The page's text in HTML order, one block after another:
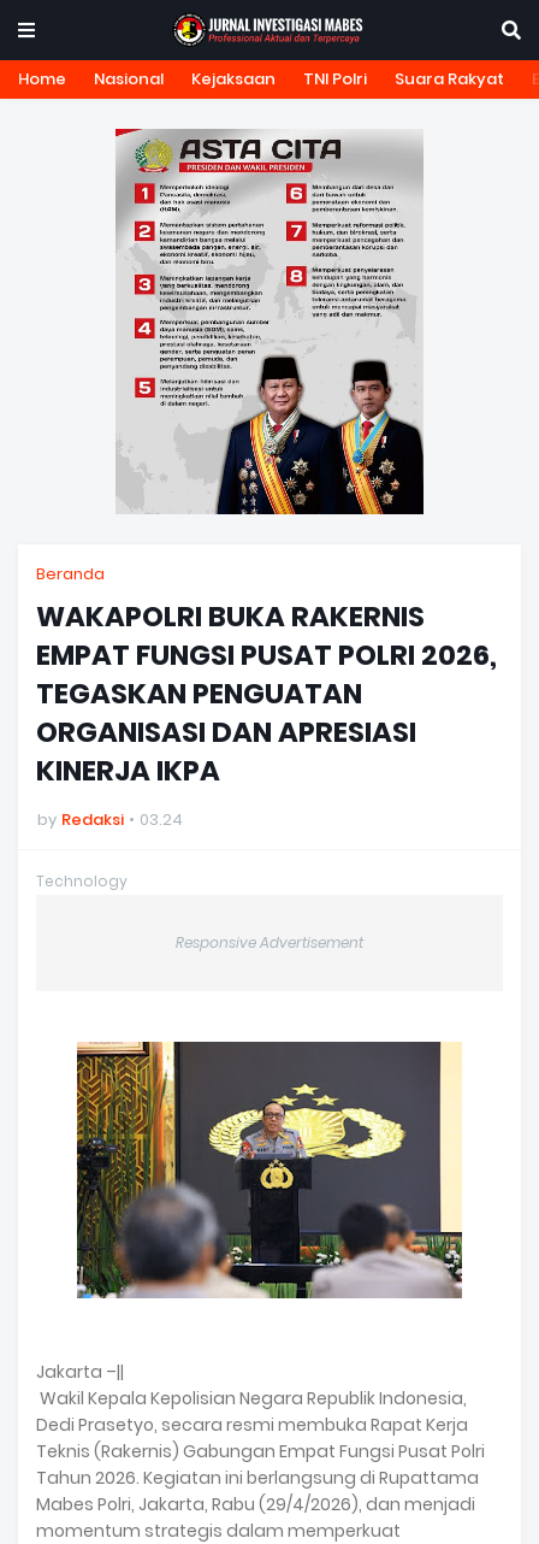
Home Nasional Kejaksaan TNI Polri Suara Rakyat
Beranda
WAKAPOLRI BUKA RAKERNIS
EMPAT FUNGSI PUSAT POLRI 2026,
TEGASKAN PENGUATAN
ORGANISASI DAN APRESIASI
KINERJA IKPA
by Redaksi 03.24
Technology
Responsive Advertisement
Jakarta –||
Wakil Kepala Kepolisian Negara Republik Indonesia,
Dedi Prasetyo, secara resmi membuka Rapat Kerja
Teknis (Rakernis) Gabungan Empat Fungsi Pusat Polri
Tahun 2026. Kegiatan ini berlangsung di Rupattama
Mabes Polri, Jakarta, Rabu (29/4/2026), dan menjadi
momentum strategis dalam memperkuat